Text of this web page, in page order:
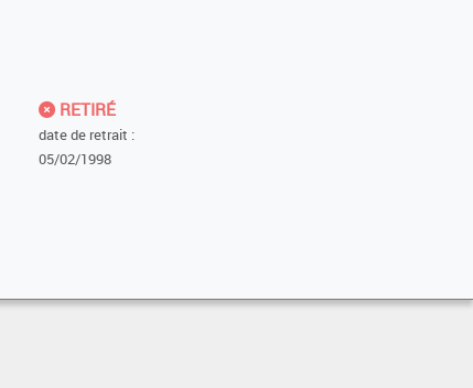
RETIRÉ
date de retrait :
05/02/1998